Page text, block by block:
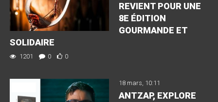
REVIENT POUR UNE
8E ÉDITION
GOURMANDE ET
SOLIDAIRE
1201 0 0
18 mars, 10:11
ANTZAP, EXPLORE